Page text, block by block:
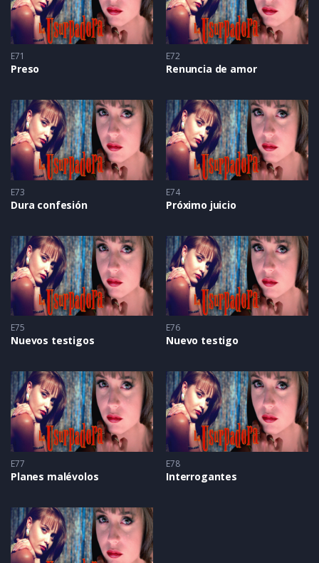
E71
Preso
E72
Renuncia de amor
E73
Dura confesión
E74
Próximo juicio
E75
Nuevos testigos
E76
Nuevo testigo
E77
Planes malévolos
E78
Interrogantes